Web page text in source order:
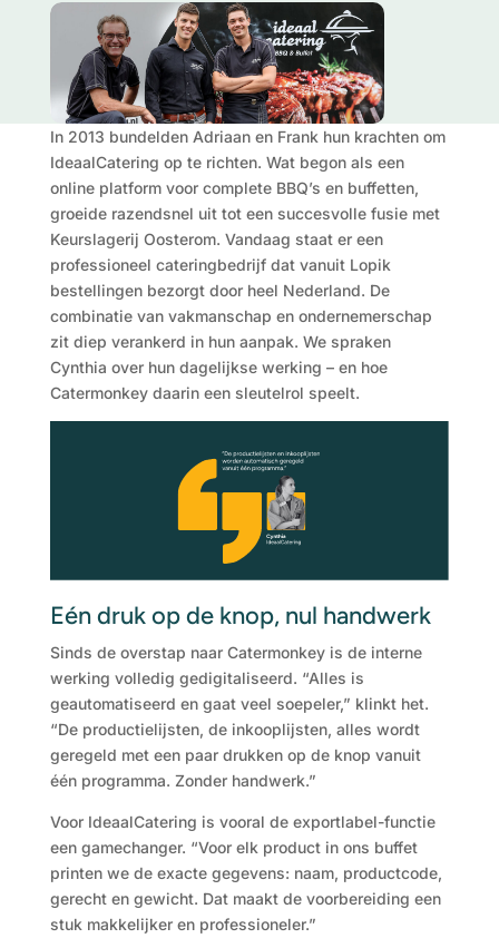
In 2013 bundelden Adriaan en Frank hun krachten om
IdeaalCatering op te richten. Wat begon als een
online platform voor complete BBQ’s en buffetten,
groeide razendsnel uit tot een succesvolle fusie met
Keurslagerij Oosterom. Vandaag staat er een
professioneel cateringbedrijf dat vanuit Lopik
bestellingen bezorgt door heel Nederland. De
combinatie van vakmanschap en ondernemerschap
zit diep verankerd in hun aanpak. We spraken
Cynthia over hun dagelijkse werking – en hoe
Catermonkey daarin een sleutelrol speelt.
Eén druk op de knop, nul handwerk
Sinds de overstap naar Catermonkey is de interne
werking volledig gedigitaliseerd. “Alles is
geautomatiseerd en gaat veel soepeler,” klinkt het.
“De productielijsten, de inkooplijsten, alles wordt
geregeld met een paar drukken op de knop vanuit
één programma. Zonder handwerk.”
Voor IdeaalCatering is vooral de exportlabel-functie
een gamechanger. “Voor elk product in ons buffet
printen we de exacte gegevens: naam, productcode,
gerecht en gewicht. Dat maakt de voorbereiding een
stuk makkelijker en professioneler.”